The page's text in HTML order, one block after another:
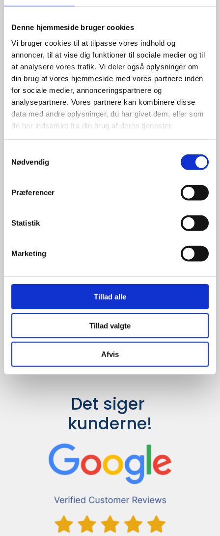
Denne hjemmeside bruger cookies
Vi bruger cookies til at tilpasse vores indhold og
annoncer, til at vise dig funktioner til sociale medier og til
at analysere vores trafik. Vi deler også oplysninger om
din brug af vores hjemmeside med vores partnere inden
for sociale medier, annonceringspartnere og
analysepartnere. Vores partnere kan kombinere disse
data med andre oplysninger, du har givet dem, eller som
de har indsamlet fra din brug af deres tjenester.
Nødvendig
Præferencer
Statistik
Marketing
Tillad alle
Tillad valgte
Afvis
Stærke
leverandører
giver større
udvalg
For at sikre høj kvalitet og stor
leveringssikkerhed samarbejder vi
med de største og mest
anerkendte leverandører inden for
promotion.
Udvalget er langt større, så har I en
idé til et konkret produkt, eller et
helt særligt ønske, så send en
forespørgsel tilinfo@syddesign.dk,
så finder vi det helt rigtige produkt
til en konkurrence dygtig pris.
Det siger
kunderne!